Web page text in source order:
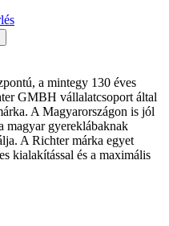
a mintegy 130 éves
GMBH vállalatcsoport által
A Magyarországon is jól
magyar gyereklábaknak
A Richter márka egyet
kialakítással és a maximális